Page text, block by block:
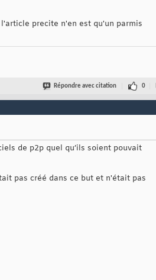
precite n'en est qu'un parmis
Répondre avec citation 0
de p2p quel qu’ils soient pouvait
pas créé dans ce but et n'était pas